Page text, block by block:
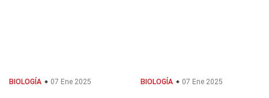
BIOLOGÍA 07 Ene 2025 BIOLOGÍA 07 Ene 2025